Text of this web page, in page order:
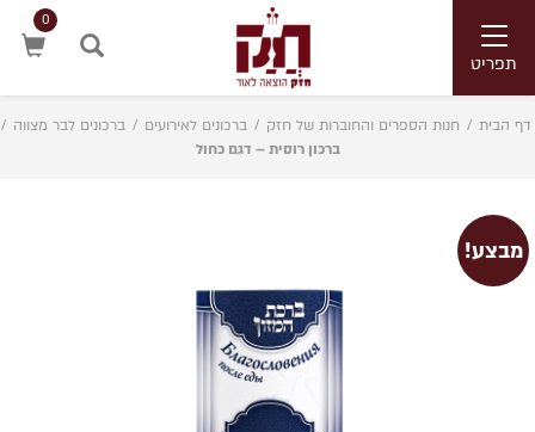
Toggle
navigationתפריט
0
דף הבית / חנות הספרים והחוברות של חזק / ברכונים לאירועים / ברכונים לבר מצווה /
ברכון רוסית – דגם כחול
מבצע!